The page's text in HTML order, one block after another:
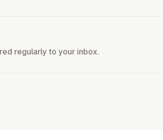
regularly to your inbox.